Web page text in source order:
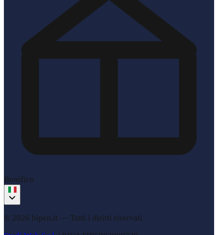
Bonifico
© 2026 bipen.it — Tutti i diritti riservati